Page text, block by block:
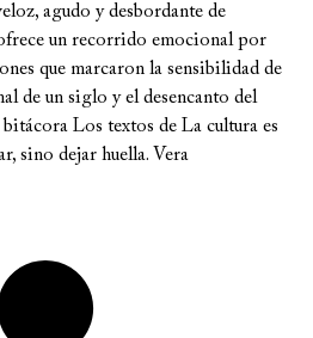
agudo y desbordante de
un recorrido emocional por
que marcaron la sensibilidad de
de un siglo y el desencanto del
Los textos de La cultura es
sino dejar huella. Vera